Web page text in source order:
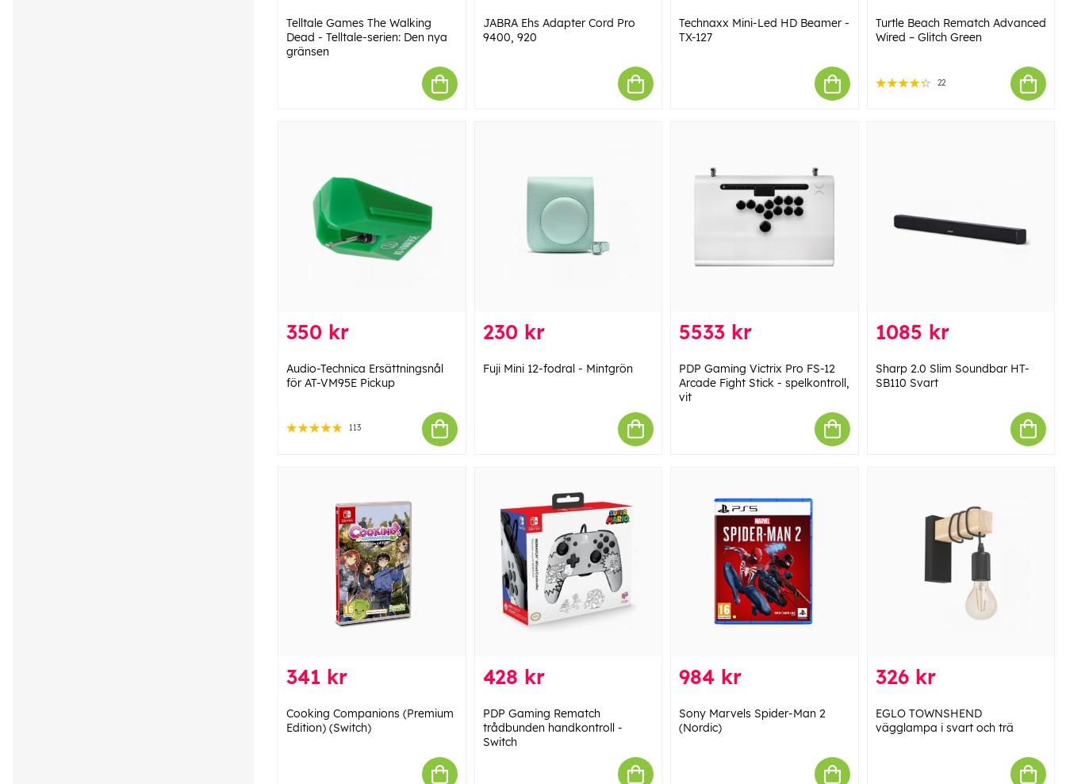
Telltale Games The Walking
Dead - Telltale-serien: Den nya
gränsen
JABRA Ehs Adapter Cord Pro
9400, 920
Technaxx Mini-Led HD Beamer -
TX-127
Turtle Beach Rematch Advanced
Wired – Glitch Green
22
350 kr
Audio-Technica Ersättningsnål
för AT-VM95E Pickup
113
230 kr
Fuji Mini 12-fodral - Mintgrön
5533 kr
PDP Gaming Victrix Pro FS-12
Arcade Fight Stick - spelkontroll,
vit
1085 kr
Sharp 2.0 Slim Soundbar HT-
SB110 Svart
341 kr
Cooking Companions (Premium
Edition) (Switch)
428 kr
PDP Gaming Rematch
trådbunden handkontroll -
Switch
984 kr
Sony Marvels Spider-Man 2
(Nordic)
326 kr
EGLO TOWNSHEND
vägglampa i svart och trä